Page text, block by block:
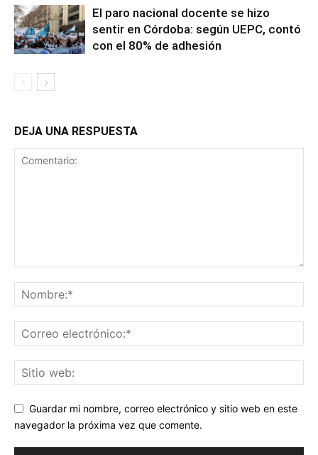
El paro nacional docente se hizo
sentir en Córdoba: según UEPC, contó
con el 80% de adhesión
DEJA UNA RESPUESTA
Guardar mi nombre, correo electrónico y sitio web en este
navegador la próxima vez que comente.